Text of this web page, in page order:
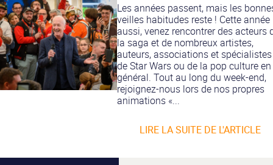
Les années passent, mais les
veilles habitudes reste ! Cette année
aussi, venez rencontrer des acteurs
la saga et de nombreux artistes,
auteurs, associations et spécialistes
de Star Wars ou de la pop culture en
général. Tout au long du week-end,
rejoignez-nous lors de nos propres
animations «...
LIRE LA SUITE DE L'ARTICLE